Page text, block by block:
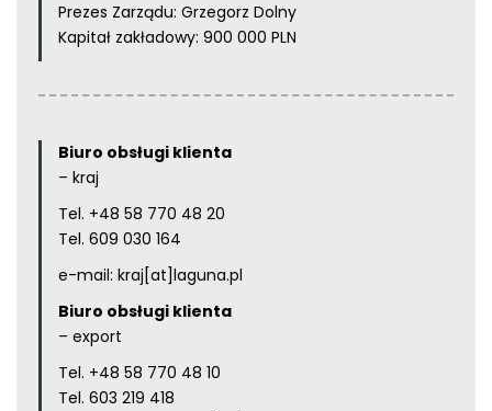
Prezes Zarządu: Grzegorz Dolny
Kapitał zakładowy: 900 000 PLN
Biuro obsługi klienta
– kraj
Tel. +48 58 770 48 20
Tel. 609 030 164
e-mail: kraj[at]laguna.pl
Biuro obsługi klienta
– export
Tel. +48 58 770 48 10
Tel. 603 219 418